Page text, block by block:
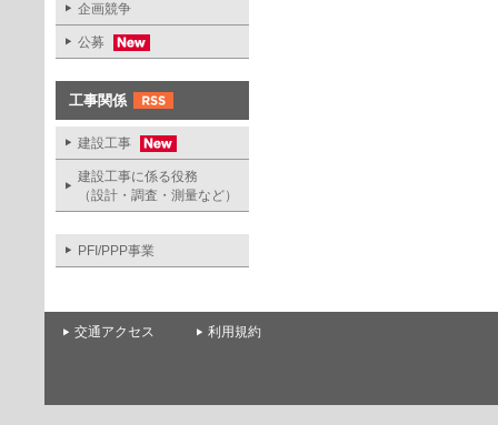
企画競争
公募
工事関係
建設工事
建設工事に係る役務
（設計・調査・測量など）
PFI/PPP事業
交通アクセス 利用規約